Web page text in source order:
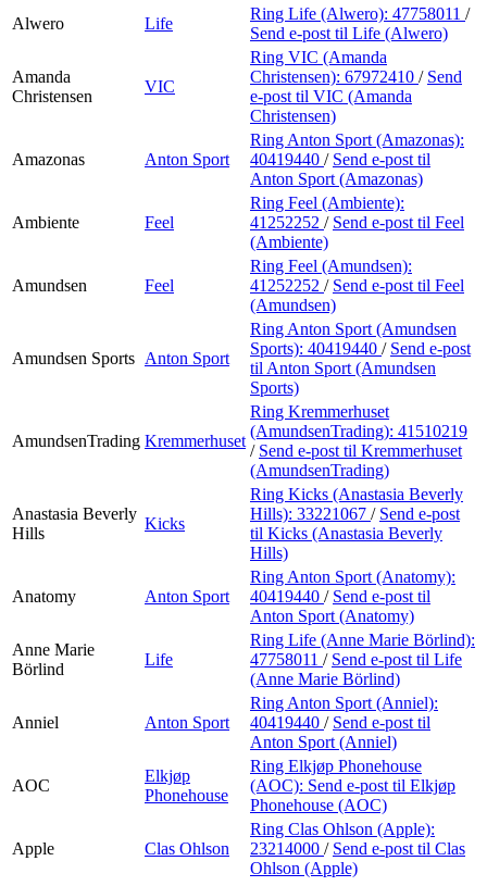
Alwero
Life
Ring Life (Alwero): 47758011 /
Send e-post til Life (Alwero)
Amanda
Christensen
VIC
Ring VIC (Amanda
Christensen): 67972410 / Send
e-post til VIC (Amanda
Christensen)
Amazonas Anton Sport
Ring Anton Sport (Amazonas):
40419440 / Send e-post til
Anton Sport (Amazonas)
Ambiente Feel
Ring Feel (Ambiente):
41252252 / Send e-post til Feel
(Ambiente)
Amundsen Feel
Ring Feel (Amundsen):
41252252 / Send e-post til Feel
(Amundsen)
Amundsen Sports Anton Sport
Ring Anton Sport (Amundsen
Sports): 40419440 / Send e-post
til Anton Sport (Amundsen
Sports)
AmundsenTrading Kremmerhuset
Ring Kremmerhuset
(AmundsenTrading): 41510219
/ Send e-post til Kremmerhuset
(AmundsenTrading)
Anastasia Beverly
Hills
Kicks
Ring Kicks (Anastasia Beverly
Hills): 33221067 / Send e-post
til Kicks (Anastasia Beverly
Hills)
Anatomy Anton Sport
Ring Anton Sport (Anatomy):
40419440 / Send e-post til
Anton Sport (Anatomy)
Anne Marie
Börlind
Life
Ring Life (Anne Marie Börlind):
47758011 / Send e-post til Life
(Anne Marie Börlind)
Anniel Anton Sport
Ring Anton Sport (Anniel):
40419440 / Send e-post til
Anton Sport (Anniel)
AOC
Elkjøp
Phonehouse
Ring Elkjøp Phonehouse
(AOC): Send e-post til Elkjøp
Phonehouse (AOC)
Apple Clas Ohlson
Ring Clas Ohlson (Apple):
23214000 / Send e-post til Clas
Ohlson (Apple)